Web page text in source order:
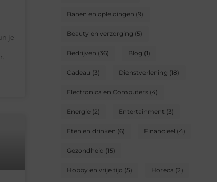
je
Banen en opleidingen (9)
Beauty en verzorging (5)
Bedrijven (36) Blog (1)
Cadeau (3) Dienstverlening (18)
Electronica en Computers (4)
Energie (2) Entertainment (3)
Eten en drinken (6) Financieel (4)
Gezondheid (15)
Hobby en vrije tijd (5) Horeca (2)